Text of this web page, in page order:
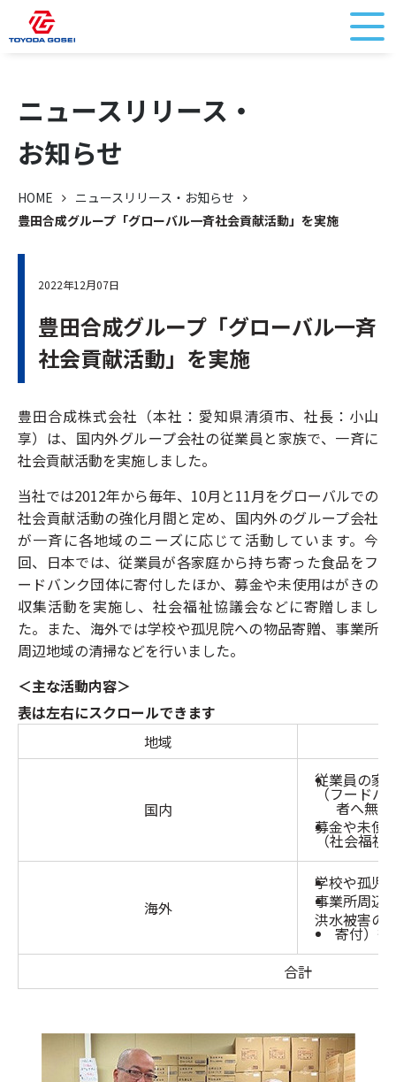
ニュースリリース・
お知らせ
HOME
ニュースリリース・お知らせ
豊田合成グループ「グローバル一斉社会貢献活動」を実施
2022年12月07日
豊田合成グループ「グローバル一斉
社会貢献活動」を実施
豊田合成株式会社（本社：愛知県清須市、社長：小山
享）は、国内外グループ会社の従業員と家族で、一斉に
社会貢献活動を実施しました。
当社では2012年から毎年、10月と11月をグローバルでの
社会貢献活動の強化月間と定め、国内外のグループ会社
が一斉に各地域のニーズに応じて活動しています。今
回、日本では、従業員が各家庭から持ち寄った食品をフ
ードバンク団体に寄付したほか、募金や未使用はがきの
収集活動を実施し、社会福祉協議会などに寄贈しまし
た。また、海外では学校や孤児院への物品寄贈、事業所
周辺地域の清掃などを行いました。
＜主な活動内容＞
表は左右にスクロールできます
地域
国内
従業員の家
（フードバ
者へ無
募金や未使
（社会福祉
海外
学校や孤児
事業所周辺
洪水被害の
寄付）等
合計